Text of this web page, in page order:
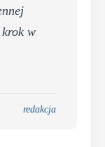
w
redakcja